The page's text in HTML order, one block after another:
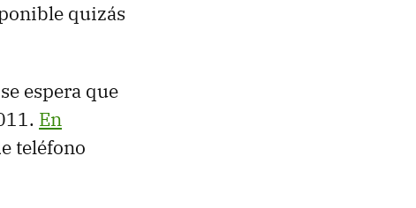
quizás
espera que
En
teléfono